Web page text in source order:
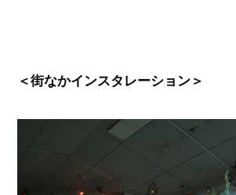
＜街なかインスタレーション＞